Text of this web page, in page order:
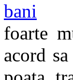
foarte
acord